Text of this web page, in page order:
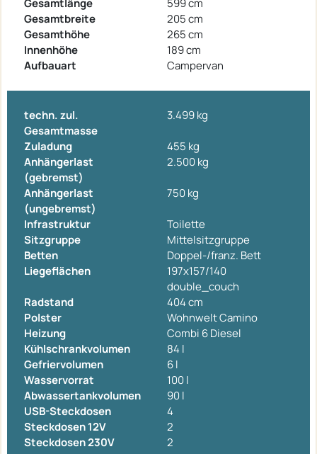
Gesamtbreite
205 cm
Gesamthöhe
265 cm
Innenhöhe
189 cm
Aufbauart
Campervan
techn. zul.
Gesamtmasse
3.499 kg
Zuladung
455 kg
Anhängerlast
(gebremst)
2.500 kg
Anhängerlast
(ungebremst)
750 kg
Infrastruktur
Toilette
Sitzgruppe
Mittelsitzgruppe
Betten
Doppel-/franz. Bett
Liegeflächen
197x157/140
double_couch
Radstand
404 cm
Polster
Wohnwelt Camino
Heizung
Combi 6 Diesel
Kühlschrankvolumen
84 l
Gefriervolumen
6 l
Wasservorrat
100 l
Abwassertankvolumen
90 l
USB-Steckdosen
4
Steckdosen 12V
2
Steckdosen 230V
2